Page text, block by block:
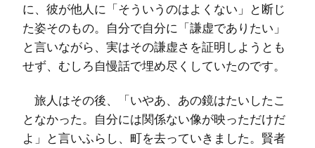
に、彼が他人に「そういうのはよくない」と断じ
た姿そのもの。自分で自分に「謙虚でありたい」
と言いながら、実はその謙虚さを証明しようとも
せず、むしろ自慢話で埋め尽くしていたのです。
旅人はその後、「いやあ、あの鏡はたいしたこ
となかった。自分には関係ない像が映っただけだ
よ」と言いふらし、町を去っていきました。賢者